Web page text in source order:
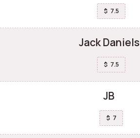
$ 7.5
Jack Daniels
$ 7.5
JB
$ 7